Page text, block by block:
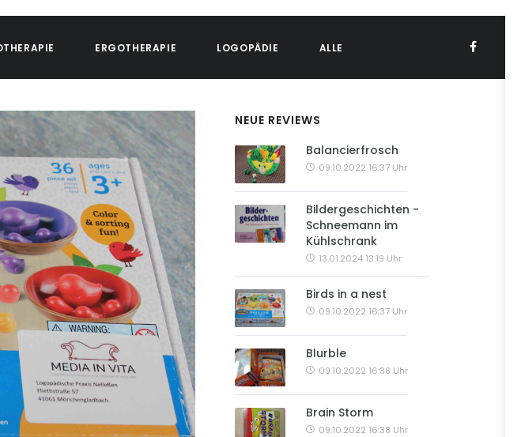
ERGOTHERAPIE LOGOPÄDIE ALLE
NEUE REVIEWS
Balancierfrosch
09.10.2022 16:37 Uhr
Bildergeschichten -
Schneemann im
Kühlschrank
13.01.2024 13:19 Uhr
Birds in a nest
09.10.2022 16:37 Uhr
Blurble
09.10.2022 16:38 Uhr
Brain Storm
09.10.2022 16:38 Uhr